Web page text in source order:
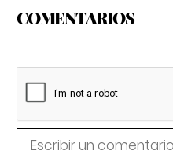
COMENTARIOS